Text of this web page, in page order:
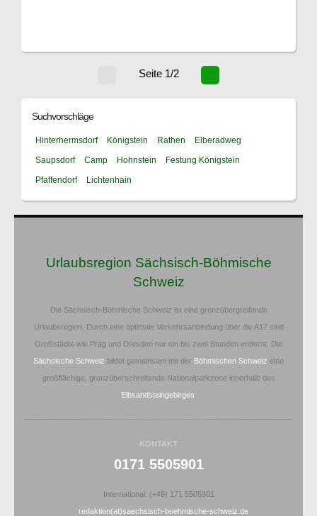
Seite 1/2
Suchvorschläge
Hinterhermsdorf Königstein Rathen
Elberadweg
Saupsdorf
Camp Hohnstein
Festung Königstein
Pfaffendorf
Lichtenhain
Urlaubsregion Sächsisch-Böhmische
Schweiz
Die Sächsisch-Böhmische Schweiz ist eine grenzübergreifende
Urlaubsregion. Durch eine optimale Verkehrsanbindung über die A17 sind
Großstädte wie Prag und Dresden nur ein bis zwei Stunden entfernt. Die
Sächsische Schweiz bildet gemeinsam mit der Böhmischen Schweiz eine
großflächige, grenzüberschreitende Nationalparkzone innerhalb des
Elbsandsteingebirges
KONTAKT
0171 5505901
International: (+49) 171 5505901
redaktion(at)saechsisch-boehmische-schweiz.de